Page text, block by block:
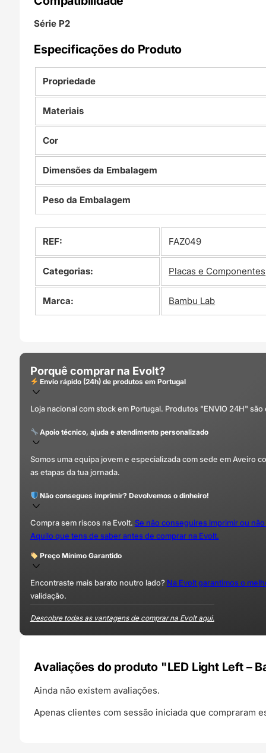
Série P2
Especificações do Produto
Propriedade
Materiais
Cor
Dimensões da Embalagem
Peso da Embalagem
REF: FAZ049
Categorias: Placas e Componentes
Marca: Bambu Lab
Porquê comprar na Evolt?
Envio rápido (24h) de produtos em Portugal
Loja nacional com stock em Portugal. Produtos "ENVIO 24H"
Apoio técnico, ajuda e atendimento personalizado
Somos uma equipa jovem e especializada com sede em Aveiro
as etapas da tua jornada.
Não consegues imprimir? Devolvemos o dinheiro!
Compra sem riscos na Evolt. Se não conseguires imprimir ou
Aquilo que tens de saber antes de comprar na Evolt.
Preço Mínimo Garantido
Encontraste mais barato noutro lado? Na Evolt garantimos o
validação.
Descobre todas as vantagens de comprar na Evolt aqui.
Avaliações do produto "LED Light Left –
Ainda não existem avaliações.
Apenas clientes com sessão iniciada que compraram